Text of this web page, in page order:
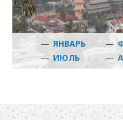
— ЯНВАРЬ —
— ИЮЛЬ —